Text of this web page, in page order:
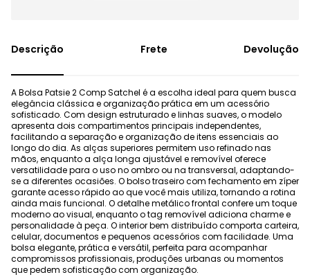
Frete Devolução
A Bolsa Patsie 2 Comp Satchel é a escolha ideal para quem busca
elegância clássica e organização prática em um acessório
sofisticado. Com design estruturado e linhas suaves, o modelo
apresenta dois compartimentos principais independentes,
facilitando a separação e organização de itens essenciais ao
longo do dia. As alças superiores permitem uso refinado nas
mãos, enquanto a alça longa ajustável e removível oferece
versatilidade para o uso no ombro ou na transversal, adaptando-
se a diferentes ocasiões. O bolso traseiro com fechamento em zíper
garante acesso rápido ao que você mais utiliza, tornando a rotina
ainda mais funcional. O detalhe metálico frontal confere um toque
moderno ao visual, enquanto o tag removível adiciona charme e
personalidade à peça. O interior bem distribuído comporta carteira,
celular, documentos e pequenos acessórios com facilidade. Uma
bolsa elegante, prática e versátil, perfeita para acompanhar
compromissos profissionais, produções urbanas ou momentos
que pedem sofisticação com organização.